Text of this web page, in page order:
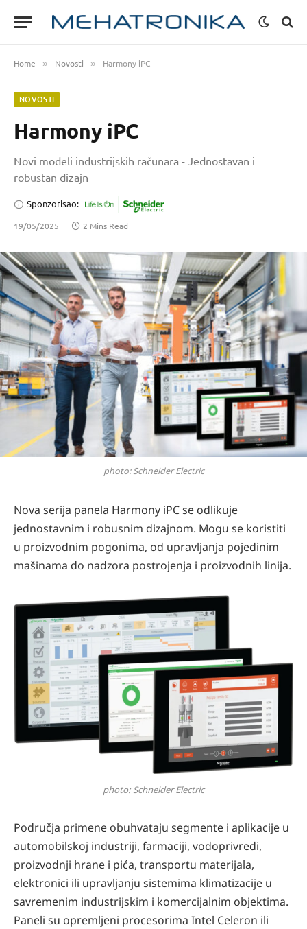
Home » Novosti » Harmony iPC
NOVOSTI
Harmony iPC
Novi modeli industrijskih računara - Jednostavan i
robustan dizajn
Sponzorisao:
19/05/2025 2 Mins Read
photo: Schneider Electric
Nova serija panela Harmony iPC se odlikuje
jednostavnim i robusnim dizajnom. Mogu se koristiti
u proizvodnim pogonima, od upravljanja pojedinim
mašinama do nadzora postrojenja i proizvodnih linija.
photo: Schneider Electric
Područja primene obuhvataju segmente i aplikacije u
automobilskoj industriji, farmaciji, vodoprivredi,
proizvodnji hrane i pića, transportu materijala,
elektronici ili upravljanju sistemima klimatizacije u
savremenim industrijskim i komercijalnim objektima.
Paneli su opremljeni procesorima Intel Celeron ili